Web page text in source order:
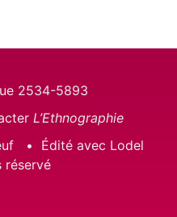
2534-5893
L’Ethnographie
Édité avec Lodel
réservé